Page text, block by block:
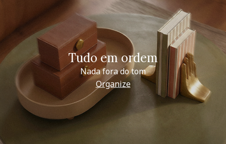
Tudo em ordem
Nada fora do tom
Organize